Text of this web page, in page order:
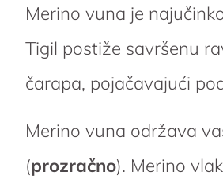
Merino vuna je
Tigil postiže savršenu
čarapa, pojačavajući
Merino vuna održava
(prozračno). Merino